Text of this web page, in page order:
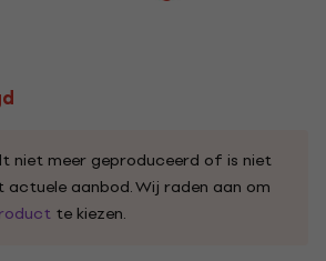
niet meer geproduceerd of is niet
actuele aanbod. Wij raden aan om
te kiezen.